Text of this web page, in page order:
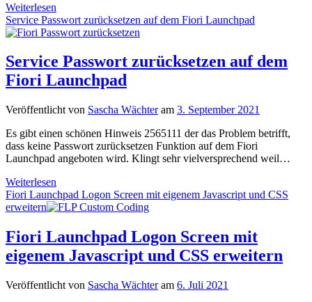
Weiterlesen
und
Knapp:
Dynpro-
Anwendungen
als
im
Launchpad
Service Passwort zurücksetzen auf dem Fiori Launchpad
Service Passwort zurücksetzen auf dem
Fiori Launchpad
Veröffentlicht von Sascha Wächteram 3. September 2021
Es gibt einen schönen Hinweis 2565111 der das Problem betrifft,
dass keine Passwort zurücksetzen Funktion auf dem Fiori
Launchpad angeboten wird. Klingt sehr vielversprechend weil…
Weiterlesen
Passwort
zurücksetzen
Fiori
Launchpad
Fiori Launchpad Logon Screen mit eigenem Javascript und CSS
erweitern
Fiori Launchpad Logon Screen mit
eigenem Javascript und CSS erweitern
Veröffentlicht von Sascha Wächteram 6. Juli 2021